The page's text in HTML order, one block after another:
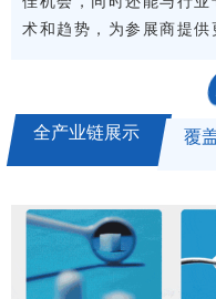
术和趋势，为参展商提供
全产业链展示 覆